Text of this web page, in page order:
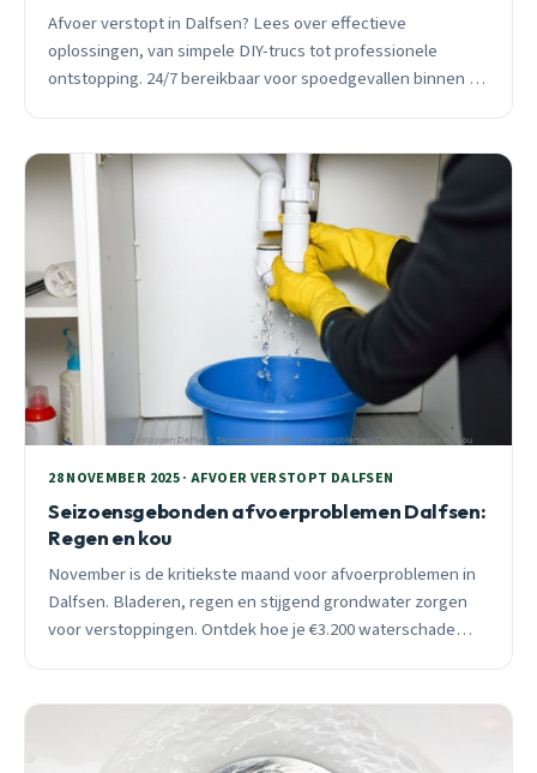
Afvoer verstopt in Dalfsen? Lees over effectieve
oplossingen, van simpele DIY-trucs tot professionele
ontstopping. 24/7 bereikbaar voor spoedgevallen binnen 30
28 NOVEMBER 2025 · AFVOER VERSTOPT DALFSEN
Seizoensgebonden afvoerproblemen Dalfsen:
Regen en kou
November is de kritiekste maand voor afvoerproblemen in
Dalfsen. Bladeren, regen en stijgend grondwater zorgen
voor verstoppingen. Ontdek hoe je €3.200 waterschade